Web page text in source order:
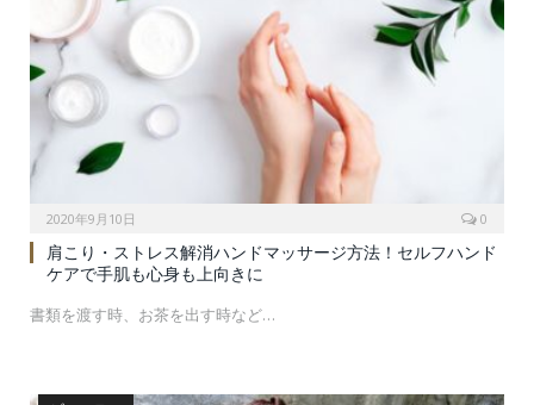
2020年9月10日 0
肩こり・ストレス解消ハンドマッサージ方法！セルフハンド
ケアで手肌も心身も上向きに
書類を渡す時、お茶を出す時など…